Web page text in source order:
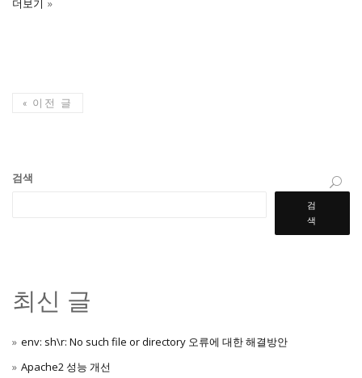
더보기
« 이전 글
검색
검
색
최신 글
env: sh\r: No such file or directory 오류에 대한 해결방안
Apache2 성능 개선